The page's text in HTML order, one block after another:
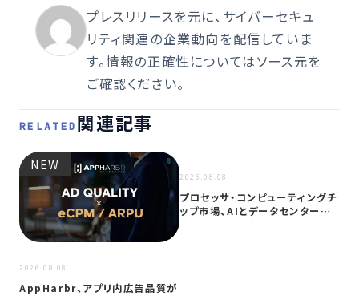
プレスリリースを元に、サイバーセキュ
リティ関連の企業動向を配信していま
す。情報の正確性についてはソース元を
ご確認ください。
RELATED 関連記事
NEW
2026.08.08
AppHarbr、アプリ内広告品質が
2026.08.08
プロセッサ・コンピューティングチ
ップ市場、AIとデータセンター需